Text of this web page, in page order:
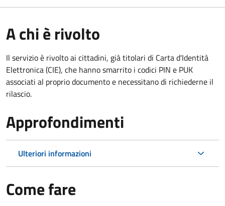
A chi è rivolto
Il servizio è rivolto ai cittadini, già titolari di Carta d'Identità
Elettronica (CIE), che hanno smarrito i codici PIN e PUK
associati al proprio documento e necessitano di richiederne il
rilascio.
Approfondimenti
Ulteriori informazioni
Come fare